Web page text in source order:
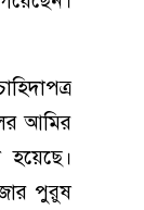
আমির
পুরুষ